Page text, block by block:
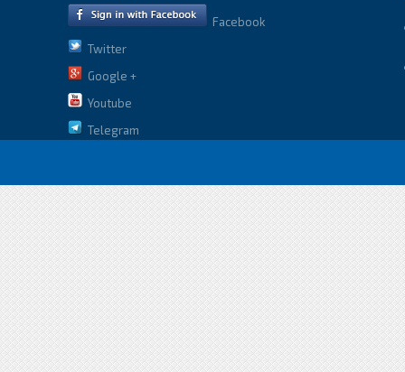
Facebook
Twitter
Google +
Youtube
Telegram